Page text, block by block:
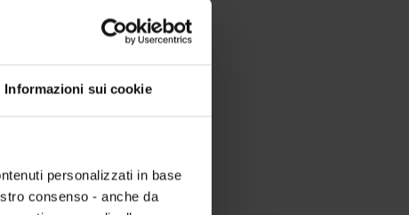
Informazioni sui cookie
personalizzati in base
consenso - anche da